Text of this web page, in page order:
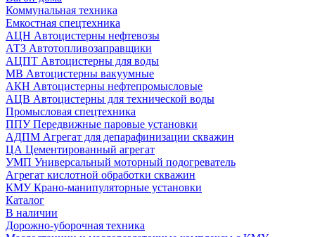
Коммунальная техника
Емкостная спецтехника
АЦН Автоцистерны нефтевозы
АТЗ Автотопливозаправщики
АЦПТ Автоцистерны для воды
МВ Автоцистерны вакуумные
АКН Автоцистерны нефтепромысловые
АЦВ Автоцистерны для технической воды
Промысловая спецтехника
ППУ Передвижные паровые установки
АДПМ Агрегат для депарафинизации скважин
ЦА Цементированный агрегат
УМП Универсальный моторный подогреватель
Агрегат кислотной обработки скважин
КМУ Крано-манипуляторные установки
Каталог
В наличии
Дорожно-уборочная техника